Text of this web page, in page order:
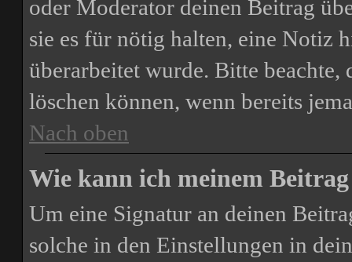
oder Moderator deinen Beitrag
sie es für nötig halten, eine Notiz
überarbeitet wurde. Bitte
löschen können, wenn bereits
Nach oben
Wie kann ich meinem
Um eine Signatur an deinen
solche in den Einstellungen in